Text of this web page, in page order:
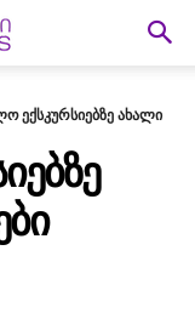
ექსკურსიებზე ახალი